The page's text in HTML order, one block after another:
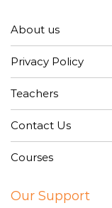
About us
Privacy Policy
Teachers
Contact Us
Courses
Our Support